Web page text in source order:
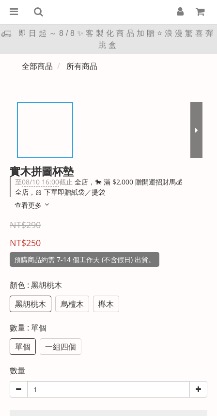
即日起～8/8✨客製化商品加贈⭐浪漫驚喜彈
跳盒
全部商品 所有商品
實木拼圖杯墊
至08/10 16:00截止 全店，🐎 滿 $2,000 贈開運招財馬💰
全店，🎀 下單即贈紙袋／提袋
查看更多
NT$290
NT$250
預購商品約需 7-14 個工作天 (不含假日) 出貨。
顏色 : 黑胡桃木
黑胡桃木
烏檀木 櫸木
數量 : 單個
單個
一組四個
數量